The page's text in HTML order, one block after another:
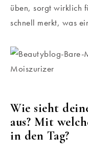
üben, sorgt wirklich
schnell merkt, was
Wie sieht
aus? Mit
in den Tag?